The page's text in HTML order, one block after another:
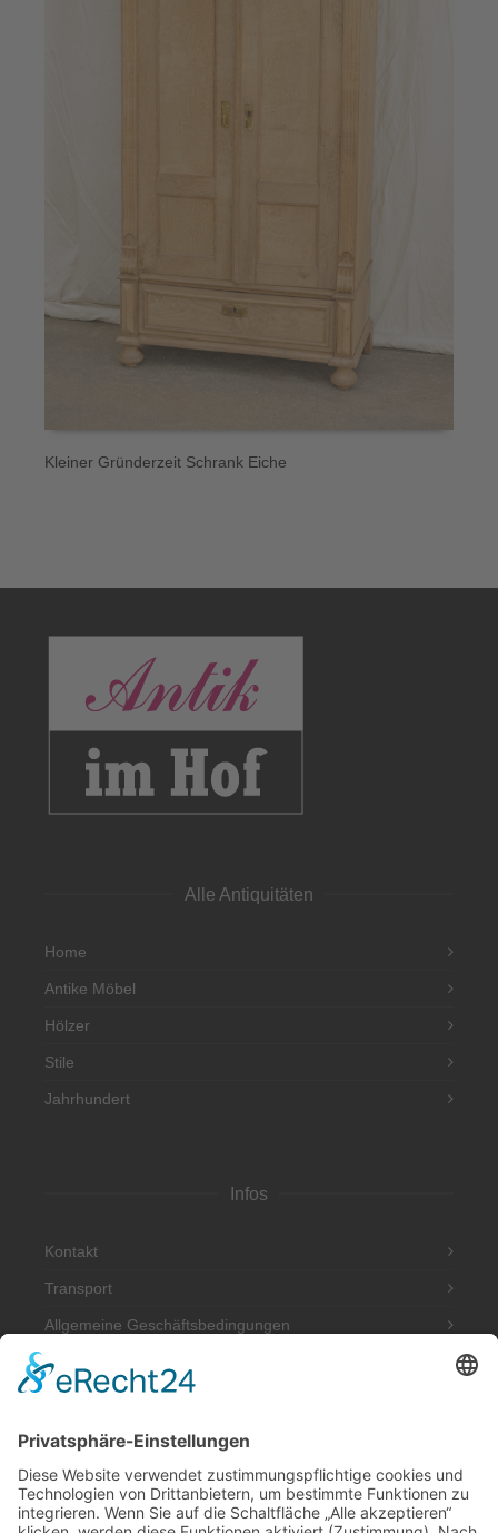
Kleiner Gründerzeit Schrank Eiche
Alle Antiquitäten
Home
Antike Möbel
Hölzer
Stile
Jahrhundert
Infos
Kontakt
Transport
Allgemeine Geschäftsbedingungen
Impressum
Datenschutzerklärung
Adresse